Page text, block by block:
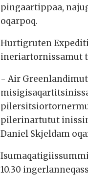
pingaartippaa,
oqarpoq.
Hurtigruten
ineriartornissamut
- Air
pilerinartutut
Daniel Skjeldam
10.30